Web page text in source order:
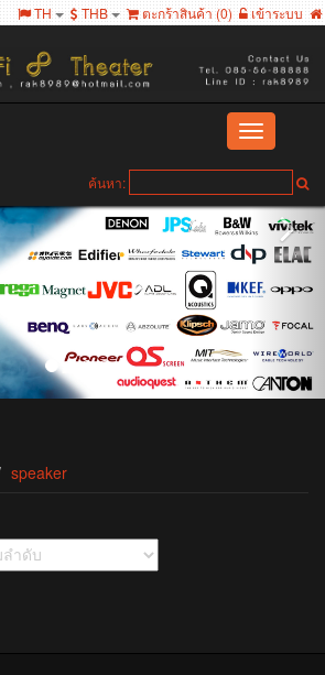
เข้าระบบ
ตะกร้าสินค้า (0)
THB
TH
Toggle
navigation
ค้นหา:
speaker